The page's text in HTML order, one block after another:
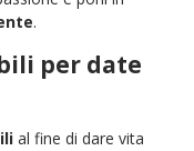
.
per date
al fine di dare vita